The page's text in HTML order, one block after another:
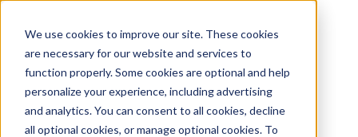
We use cookies to improve our site. These cookies
are necessary for our website and services to
function properly. Some cookies are optional and help
personalize your experience, including advertising
and analytics. You can consent to all cookies, decline
all optional cookies, or manage optional cookies. To
Buscar en